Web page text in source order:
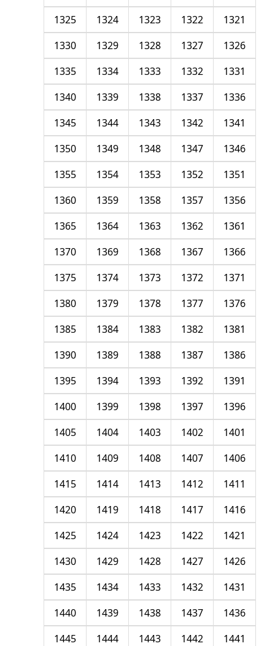
1321
1322
1323
1324
1325
1326
1327
1328
1329
1330
1331
1332
1333
1334
1335
1336
1337
1338
1339
1340
1341
1342
1343
1344
1345
1346
1347
1348
1349
1350
1351
1352
1353
1354
1355
1356
1357
1358
1359
1360
1361
1362
1363
1364
1365
1366
1367
1368
1369
1370
1371
1372
1373
1374
1375
1376
1377
1378
1379
1380
1381
1382
1383
1384
1385
1386
1387
1388
1389
1390
1391
1392
1393
1394
1395
1396
1397
1398
1399
1400
1401
1402
1403
1404
1405
1406
1407
1408
1409
1410
1411
1412
1413
1414
1415
1416
1417
1418
1419
1420
1421
1422
1423
1424
1425
1426
1427
1428
1429
1430
1431
1432
1433
1434
1435
1436
1437
1438
1439
1440
1441
1442
1443
1444
1445